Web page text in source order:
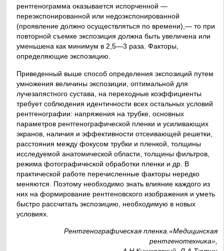
рентгенограмма оказывается испорченной —
переэкспонированной или недоэкспонированной
(проявление должно осуществляться по времени),— то при
повторной съемке экспозиция должна быть увеличена или
уменьшена как минимум в 2,5—3 раза. Факторы,
определяющие экспозицию.
Приведенный выше способ определения экспозиций путем
умножения величины экспозиции, оптимальной для
лучезапястного сустава, на переходные коэффициенты
требует соблюдения идентичности всех остальных условий
рентгенографии: напряжения на трубке, основных
параметров рентгенографической пленки и усиливающих
экранов, наличия и эффективности отсеивающей решетки,
расстояния между фокусом трубки и пленкой, толщины
исследуемой анатомической области, толщины фильтров,
режима фотографической обработки пленки и др. В
практической работе перечисленные факторы нередко
меняются. Поэтому необходимо знать влияние каждого из
них на формирование рентгеновского изображения и уметь
быстро рассчитать экспозицию, необходимую в новых
условиях.
Рентгенографическая пленка.«Медицинская
рентгенотехника»,